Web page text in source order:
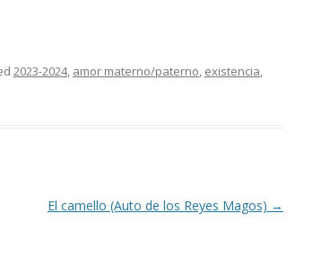
2023-2024, amor materno/paterno, existencia,
El camello (Auto de los Reyes Magos) →